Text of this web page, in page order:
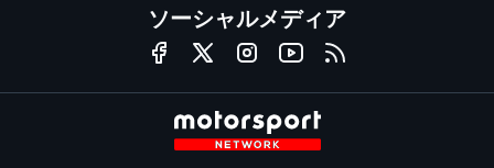
ソーシャルメディア